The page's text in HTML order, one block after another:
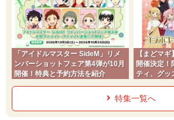
「アイドルマスター SideM」リメ
ンバーショットフェア第4弾が10月
開催！特典と予約方法を紹介
【まどマ
開催決定！
ティ、グッ
特集一覧へ